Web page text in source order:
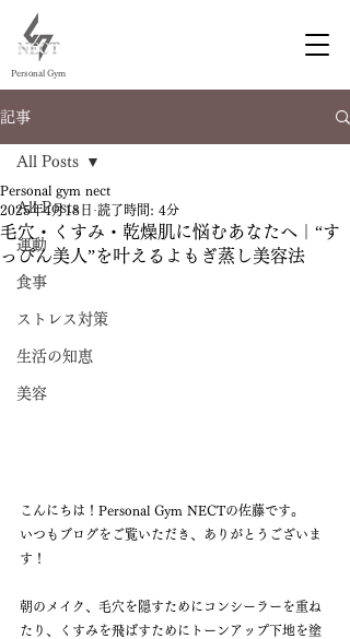
Personal Gym
記事
All Posts
運動
食事
ストレス対策
生活の知恵
美容
All Posts
毛穴・くすみ・乾燥肌に悩むあなたへ｜“す
っぴん美人”を叶えるよもぎ蒸し美容法
Personal gym nect
2025年4月18日 読了時間: 4分
こんにちは！Personal Gym NECTの佐藤です。
いつもブログをご覧いただき、ありがとうございま
す！
朝のメイク、毛穴を隠すためにコンシーラーを重ね
たり、くすみを飛ばすためにトーンアップ下地を塗